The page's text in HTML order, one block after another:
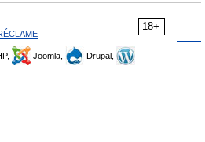
18+
Joomla,
Drupal,